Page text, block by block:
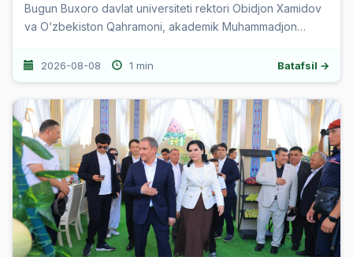
Bugun Buxoro davlat universiteti rektori Obidjon Xamidov
va O‘zbekiston Qahramoni, akademik Muhammadjon
universitetiga tashrif buyurdilar. ...
2026-08-08 1 min Batafsil →